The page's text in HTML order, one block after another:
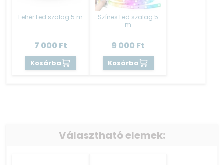
Fehér Led szalag 5 m
7 000 Ft
Kosárba
Színes Led szalag 5
m
9 000 Ft
Kosárba
Választható elemek: